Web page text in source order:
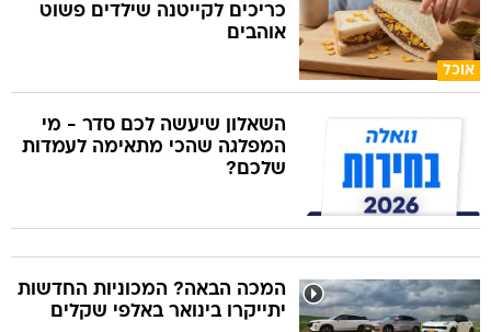
אוכל
כריכים לקייטנה שילדים פשוט
אוהבים
השאלון שיעשה לכם סדר - מי
המפלגה שהכי מתאימה לעמדות
שלכם?
המכה הבאה? המכוניות החדשות
יתייקרו בינואר באלפי שקלים